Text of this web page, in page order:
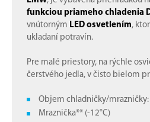
funkciou priameho chladenia
vnútorným LED osvetlením,
ukladaní potravín.
Pre malé priestory, na rýchle
čerstvého jedla, v čisto bielom
Objem chladničky/mrazničky:
Mraznička** (-12°C)